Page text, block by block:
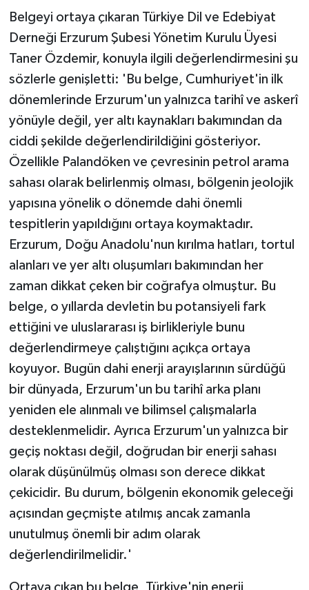
Belgeyi ortaya çıkaran Türkiye Dil ve Edebiyat
Derneği Erzurum Şubesi Yönetim Kurulu Üyesi
Taner Özdemir, konuyla ilgili değerlendirmesini şu
sözlerle genişletti: 'Bu belge, Cumhuriyet'in ilk
dönemlerinde Erzurum'un yalnızca tarihî ve askerî
yönüyle değil, yer altı kaynakları bakımından da
ciddi şekilde değerlendirildiğini gösteriyor.
Özellikle Palandöken ve çevresinin petrol arama
sahası olarak belirlenmiş olması, bölgenin jeolojik
yapısına yönelik o dönemde dahi önemli
tespitlerin yapıldığını ortaya koymaktadır.
Erzurum, Doğu Anadolu'nun kırılma hatları, tortul
alanları ve yer altı oluşumları bakımından her
zaman dikkat çeken bir coğrafya olmuştur. Bu
belge, o yıllarda devletin bu potansiyeli fark
ettiğini ve uluslararası iş birlikleriyle bunu
değerlendirmeye çalıştığını açıkça ortaya
koyuyor. Bugün dahi enerji arayışlarının sürdüğü
bir dünyada, Erzurum'un bu tarihî arka planı
yeniden ele alınmalı ve bilimsel çalışmalarla
desteklenmelidir. Ayrıca Erzurum'un yalnızca bir
geçiş noktası değil, doğrudan bir enerji sahası
olarak düşünülmüş olması son derece dikkat
çekicidir. Bu durum, bölgenin ekonomik geleceği
açısından geçmişte atılmış ancak zamanla
unutulmuş önemli bir adım olarak
değerlendirilmelidir.'
Ortaya çıkan bu belge, Türkiye'nin enerji